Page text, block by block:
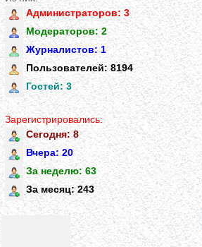
Администраторов: 3
Модераторов: 2
Журналистов: 1
Пользователей: 8194
Гостей: 3
Зарегистрировались:
Сегодня: 8
Вчера: 20
За неделю: 63
За месяц: 243